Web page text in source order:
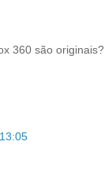
360 são originais?